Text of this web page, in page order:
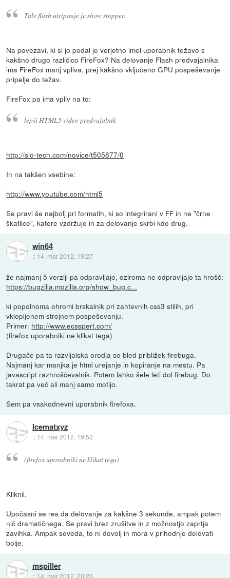
Tale flash utripanje je show stopper.
Na povezavi, ki si jo podal je verjetno imel uporabnik težavo s
kakšno drugo različico FireFox? Na delovanje Flash predvajalnika
ima FireFox manj vpliva, prej kakšno vključeno GPU pospeševanje
pripelje do težav.
FireFox pa ima vpliv na to:
lepši HTML5 video predvajalnik
http://slo-tech.com/novice/t505877/0
In na takšen vsebine:
http://www.youtube.com/html5
Se pravi še najbolj pri formatih, ki so integrirani v FF in ne "črne
škatlice", katere vzdržuje in za delovanje skrbi kdo drug.
win64
:: 14. mar 2012, 19:27
že najmanj 5 verziji pa odpravljajo, oziroma ne odpravljajo ta hrošč:
https://bugzilla.mozilla.org/show_bug.c...
ki popolnoma ohromi brskalnik pri zahtevnih css3 stilih, pri
vklopljenem strojnem pospeševanju.
Primer: http://www.ecsspert.com/
(firefox uporabniki ne klikat tega)
Drugače pa ta razvijalska orodja so bled približek firebuga.
Najmanj kar manjka je html urejanje in kopiranje na mestu. Pa
javascript razhroščevalnik. Potem lahko šele leti dol firebug. Do
takrat pa več ali manj samo motijo.
Sem pa vsakodnevni uporabnik firefoxa.
Icematxyz
:: 14. mar 2012, 19:53
(firefox uporabniki ne klikat tega)
Kliknil.
Upočasni se res da delovanje za kakšne 3 sekunde, ampak potem
nič dramatičnega. Se pravi brez zrušitve in z možnostjo zaprtja
zavihka. Ampak seveda, to ni dovolj in mora v prihodnje delovati
bolje.
mspiller
:: 14. mar 2012, 20:23